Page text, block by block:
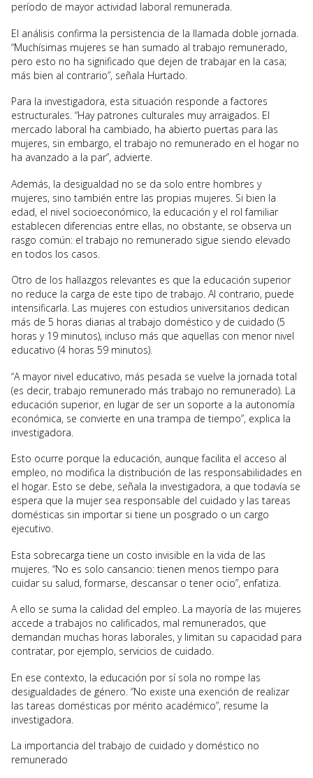
período de mayor actividad laboral remunerada.
El análisis confirma la persistencia de la llamada doble jornada.
“Muchísimas mujeres se han sumado al trabajo remunerado,
pero esto no ha significado que dejen de trabajar en la casa;
más bien al contrario”, señala Hurtado.
Para la investigadora, esta situación responde a factores
estructurales. “Hay patrones culturales muy arraigados. El
mercado laboral ha cambiado, ha abierto puertas para las
mujeres, sin embargo, el trabajo no remunerado en el hogar no
ha avanzado a la par”, advierte.
Además, la desigualdad no se da solo entre hombres y
mujeres, sino también entre las propias mujeres. Si bien la
edad, el nivel socioeconómico, la educación y el rol familiar
establecen diferencias entre ellas, no obstante, se observa un
rasgo común: el trabajo no remunerado sigue siendo elevado
en todos los casos.
Otro de los hallazgos relevantes es que la educación superior
no reduce la carga de este tipo de trabajo. Al contrario, puede
intensificarla. Las mujeres con estudios universitarios dedican
más de 5 horas diarias al trabajo doméstico y de cuidado (5
horas y 19 minutos), incluso más que aquellas con menor nivel
educativo (4 horas 59 minutos).
“A mayor nivel educativo, más pesada se vuelve la jornada total
(es decir, trabajo remunerado más trabajo no remunerado). La
educación superior, en lugar de ser un soporte a la autonomía
económica, se convierte en una trampa de tiempo”, explica la
investigadora.
Esto ocurre porque la educación, aunque facilita el acceso al
empleo, no modifica la distribución de las responsabilidades en
el hogar. Esto se debe, señala la investigadora, a que todavía se
espera que la mujer sea responsable del cuidado y las tareas
domésticas sin importar si tiene un posgrado o un cargo
ejecutivo.
Esta sobrecarga tiene un costo invisible en la vida de las
mujeres. “No es solo cansancio: tienen menos tiempo para
cuidar su salud, formarse, descansar o tener ocio”, enfatiza.
A ello se suma la calidad del empleo. La mayoría de las mujeres
accede a trabajos no calificados, mal remunerados, que
demandan muchas horas laborales, y limitan su capacidad para
contratar, por ejemplo, servicios de cuidado.
En ese contexto, la educación por sí sola no rompe las
desigualdades de género. “No existe una exención de realizar
las tareas domésticas por mérito académico”, resume la
investigadora.
La importancia del trabajo de cuidado y doméstico no
remunerado